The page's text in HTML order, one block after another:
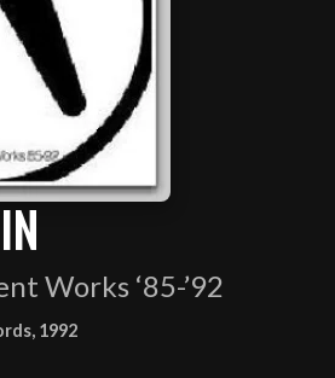
Works ‘85-’92
1992